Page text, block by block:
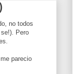
no todos
Pero
parecio